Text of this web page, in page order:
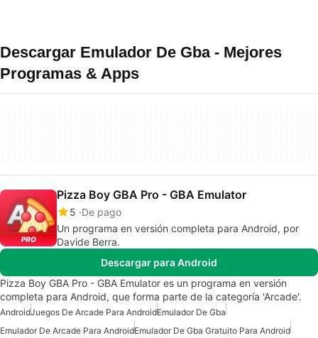
Descargar Emulador De Gba - Mejores
Programas & Apps
Pizza Boy GBA Pro - GBA Emulator
5 De pago
Un programa en versión completa para Android, por
Davide Berra.
Descargar para Android
Pizza Boy GBA Pro - GBA Emulator es un programa en versión
completa para Android, que forma parte de la categoría 'Arcade'.
AndroidJuegos De Arcade Para AndroidEmulador De Gba
Emulador De Arcade Para AndroidEmulador De Gba Gratuito Para Android